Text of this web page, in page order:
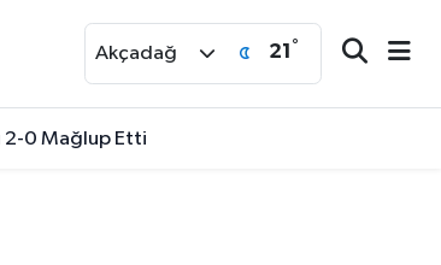
Akçadağ 21 °
2-0 Mağlup Etti